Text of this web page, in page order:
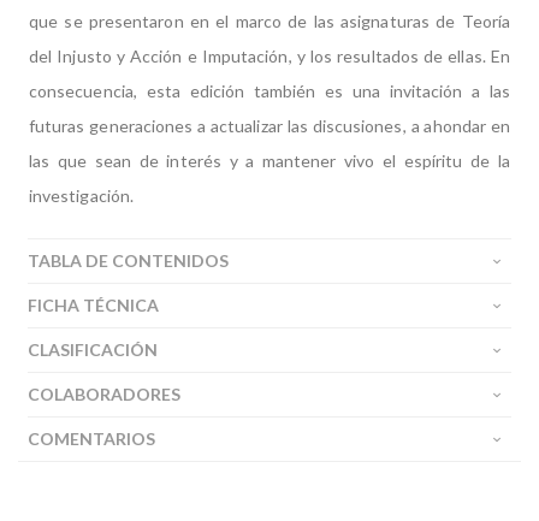
que se presentaron en el marco de las asignaturas de Teoría
del Injusto y Acción e Imputación, y los resultados de ellas. En
consecuencia, esta edición también es una invitación a las
futuras generaciones a actualizar las discusiones, a ahondar en
las que sean de interés y a mantener vivo el espíritu de la
investigación.
TABLA DE CONTENIDOS
FICHA TÉCNICA
CLASIFICACIÓN
COLABORADORES
COMENTARIOS